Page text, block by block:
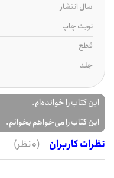
سال انتشار
نوبت چاپ
قطع
جلد
این کتاب را خوانده‌ام.
این کتاب را می‌خواهم بخوانم.
نظرات کاربران
(0 نظر)